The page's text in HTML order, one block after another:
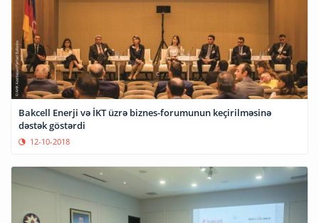
Bakcell Enerji və İKT üzrə biznes-forumunun keçirilməsinə
dəstək göstərdi
12-10-2018